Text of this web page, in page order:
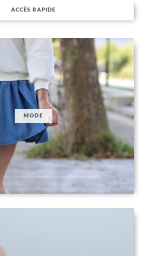
ACCÈS RAPIDE
MODE